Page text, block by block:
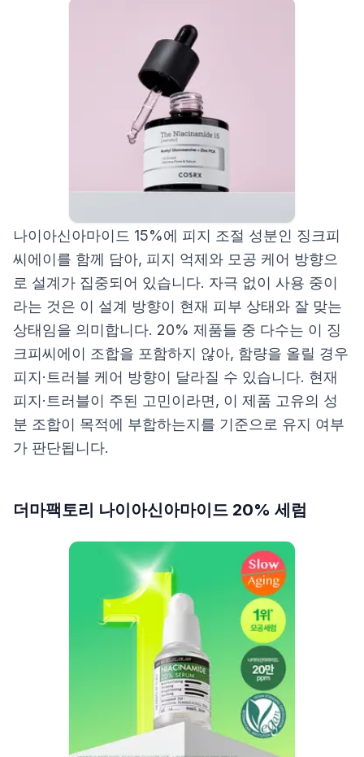
나이아신아마이드 15%에 피지 조절 성분인 징크피
씨에이를 함께 담아, 피지 억제와 모공 케어 방향으
로 설계가 집중되어 있습니다. 자극 없이 사용 중이
라는 것은 이 설계 방향이 현재 피부 상태와 잘 맞는
상태임을 의미합니다. 20% 제품들 중 다수는 이 징
크피씨에이 조합을 포함하지 않아, 함량을 올릴 경우
피지·트러블 케어 방향이 달라질 수 있습니다. 현재
피지·트러블이 주된 고민이라면, 이 제품 고유의 성
분 조합이 목적에 부합하는지를 기준으로 유지 여부
가 판단됩니다.
더마팩토리 나이아신아마이드 20% 세럼